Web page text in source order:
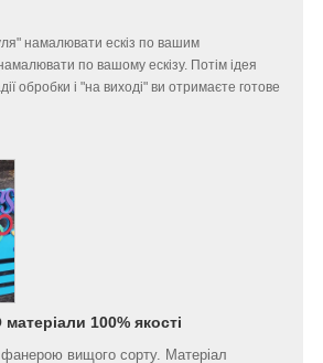
намалювати ескіз по вашим
по вашому ескізу. Потім ідея
обробки і "на виході" ви отримаєте готове
100% якості
вищого сорту. Матеріал